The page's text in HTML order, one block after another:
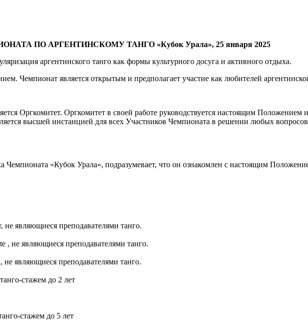
ПО АРГЕНТИНСКОМУ ТАНГО «Кубок Урала», 25 января 2025
аргентинского танго как формы культурного досуга и активного отдыха.
Чемпионат является открытым и предполагает участие как любителей
Оргкомитет. Оргкомитет в своей работе руководствуется настоящим Положением
высшей инстанцией для всех Участников Чемпионата в решении любых
Чемпионата «Кубок Урала», подразумевает, что он ознакомлен с настоящим
являющиеся преподавателями танго.
, не являющиеся преподавателями танго.
являющиеся преподавателями танго.
стажем до 2 лет
стажем до 5 лет